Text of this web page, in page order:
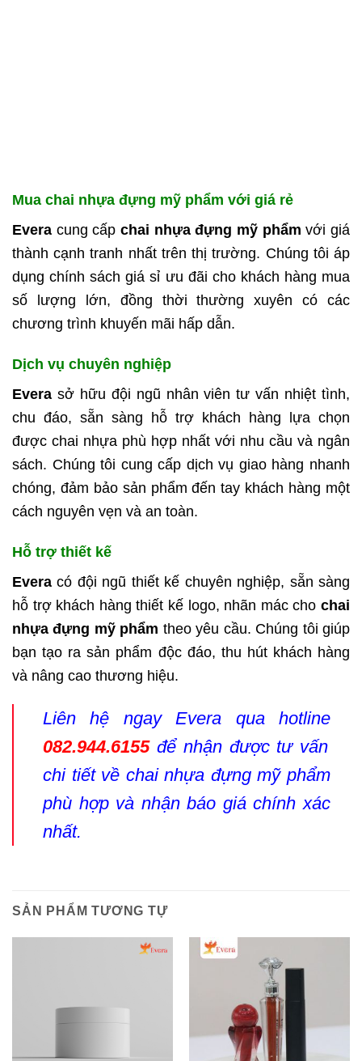
Mua chai nhựa đựng mỹ phẩm với giá rẻ
Evera cung cấp chai nhựa đựng mỹ phẩm với giá
thành cạnh tranh nhất trên thị trường. Chúng tôi áp
dụng chính sách giá sỉ ưu đãi cho khách hàng mua
số lượng lớn, đồng thời thường xuyên có các
chương trình khuyến mãi hấp dẫn.
Dịch vụ chuyên nghiệp
Evera sở hữu đội ngũ nhân viên tư vấn nhiệt tình,
chu đáo, sẵn sàng hỗ trợ khách hàng lựa chọn
được chai nhựa phù hợp nhất với nhu cầu và ngân
sách. Chúng tôi cung cấp dịch vụ giao hàng nhanh
chóng, đảm bảo sản phẩm đến tay khách hàng một
cách nguyên vẹn và an toàn.
Hỗ trợ thiết kế
Evera có đội ngũ thiết kế chuyên nghiệp, sẵn sàng
hỗ trợ khách hàng thiết kế logo, nhãn mác cho chai
nhựa đựng mỹ phẩm theo yêu cầu. Chúng tôi giúp
bạn tạo ra sản phẩm độc đáo, thu hút khách hàng
và nâng cao thương hiệu.
Liên hệ ngay Evera qua hotline
082.944.6155để nhận được tư vấn
chi tiết về chai nhựa đựng mỹ phẩm
phù hợp và nhận báo giá chính xác
nhất.
SẢN PHẨM TƯƠNG TỰ